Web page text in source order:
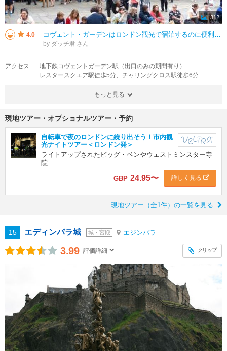
312
4.0
by ダッチ君
アクセス
地下鉄コヴェントガーデン駅（出口のみの期間有り）
レスタースクエア駅徒歩5分、チャリングクロス駅徒歩6分
もっと見る
現地ツアー・オプショナルツアー・予約
自転車で夜のロンドンに繰り出そう！市内観
光ナイトツアー＜ロンドン発＞
ライトアップされたビッグ・ベンやウェストミンスター寺
院...
GBP 24.95〜 詳しく見る
現地ツアー（全1件）の一覧を見る
15 エディンバラ城 城・宮殿 エジンバラ
3.99 評価詳細 クリップ